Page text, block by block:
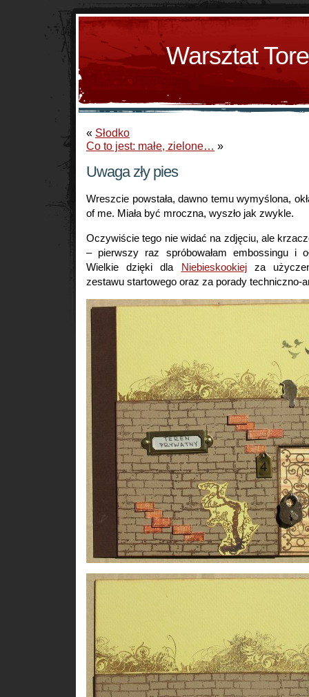
Warsztat
« Słodko
Co to jest: małe, zielone… »
Uwaga zły pies
Wreszcie powstała, dawno temu wymyślona,
of me. Miała być mroczna, wyszło jak zwykle.
Oczywiście tego nie widać na zdjęciu, ale
– pierwszy raz spróbowałam embossingu i
Wielkie dzięki dla Niebieskookiejza
zestawu startowego oraz za porady techniczno-